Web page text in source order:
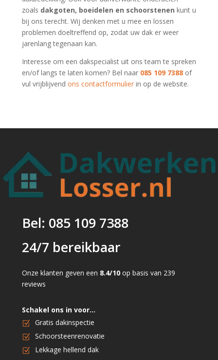
zoals dakgoten, boeidelen en schoorstenen kunt u
bij ons terecht. Wij denken met u mee en lossen
problemen doeltreffend op, zodat uw dak er weer
jarenlang tegenaan kan.
Interesse om een dakspecialist uit ons team te spreken
en/of langs te laten komen? Bel naar 085 109 7388of
vul vrijblijvend ons contactformulierin op de website.
Bel: 085 109 7388
24/7 bereikbaar
Onze klanten geven een 8.4/10 op basis van 239
reviews
Schakel ons in voor…
Gratis dakinspectie
Schoorsteenrenovatie
Lekkage hellend dak